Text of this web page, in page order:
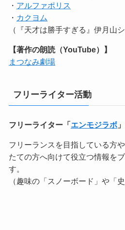
・ アルファポリス
・ カクヨム
（『天才は勝手すぎる』伊月山シ
【著作の朗読（YouTube）】
まつなみ劇場
フリーライター活動
フリーライター「エンモジラボ」
フリーランスを目指している方
たての方へ向けて役立つ情報を
す。
（趣味の「スノーボード」や「